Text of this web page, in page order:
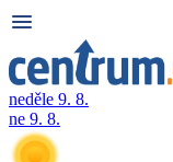
neděle 9. 8.
ne 9. 8.